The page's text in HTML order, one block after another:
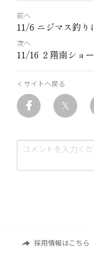
前へ
11/6 ニジマス釣り
次へ
11/16 ２階南ショ
サイトへ戻る
送信 キャンセ
採用情報はこちら